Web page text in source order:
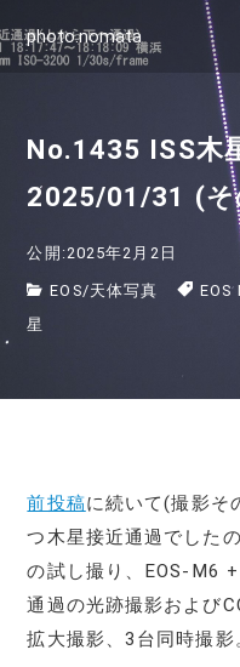
photo.nomata
No.1435 ISS木
2025/01/31 (そ
公開:2025年2月2日
EOS/天体写真 EOS
星
前投稿に続いて(撮影そ
つ木星接近通過でした
の試し撮り、EOS-M6
通過の光跡撮影および
拡大撮影、3台同時撮影